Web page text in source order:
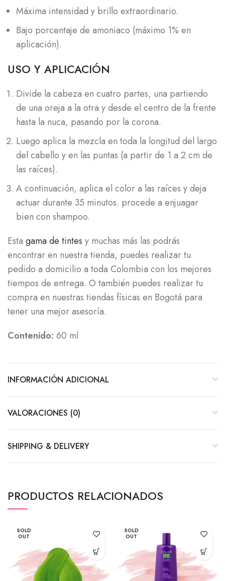
Máxima intensidad y brillo extraordinario.
Bajo porcentaje de amoniaco (máximo 1% en
aplicación).
USO Y APLICACIÓN
Divide la cabeza en cuatro partes, una partiendo
de una oreja a la otra y desde el centro de la frente
hasta la nuca, pasando por la corona.
Luego aplica la mezcla en toda la longitud del largo
del cabello y en las puntas (a partir de 1 a 2 cm de
las raíces).
A continuación, aplica el color a las raíces y deja
actuar durante 35 minutos. procede a enjuagar
bien con shampoo.
Esta gama de tintes y muchas más las podrás
encontrar en nuestra tienda, puedes realizar tu
pedido a domicilio a toda Colombia con los mejores
tiempos de entrega. O también puedes realizar tu
compra en nuestras tiendas físicas en Bogotá para
tener una mejor asesoría.
Contenido: 60 ml
INFORMACIÓN ADICIONAL
VALORACIONES (0)
SHIPPING & DELIVERY
PRODUCTOS RELACIONADOS
SOLD
OUT
SOLD
OUT